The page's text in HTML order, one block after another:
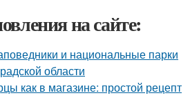
на сайте:
и национальные парки
области
как в магазине: простой рецепт